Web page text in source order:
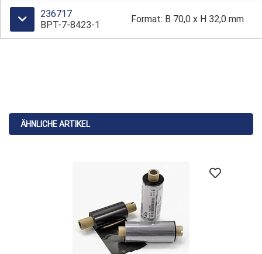
236717
BPT-7-8423-1
Format: B 70,0 x H 32,0 mm
ÄHNLICHE ARTIKEL